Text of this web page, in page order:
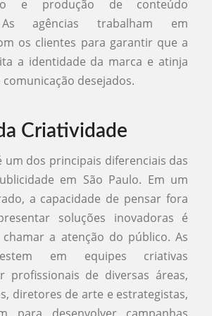
e produção de conteúdo
As agências trabalham em
os clientes para garantir que a
a identidade da marca e atinja
desejados.
Criatividade
um dos principais diferenciais das
em São Paulo. Em um
a capacidade de pensar fora
soluções inovadoras é
chamar a atenção do público. As
em equipes criativas
profissionais de diversas áreas,
diretores de arte e estrategistas,